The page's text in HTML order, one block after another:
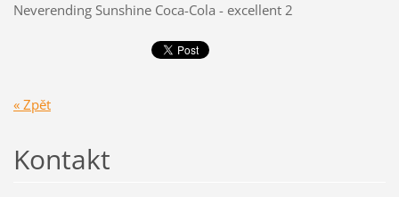
Neverending Sunshine Coca-Cola - excellent 2
« Zpět
Kontakt